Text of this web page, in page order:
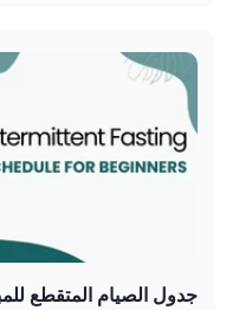
جدول الصيام المتقطع